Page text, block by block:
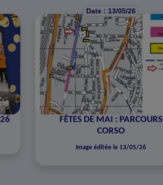
Date : 13/05/26
FÊTES DE MAI : PARCOURS
CORSO
Image éditée le 13/05/26